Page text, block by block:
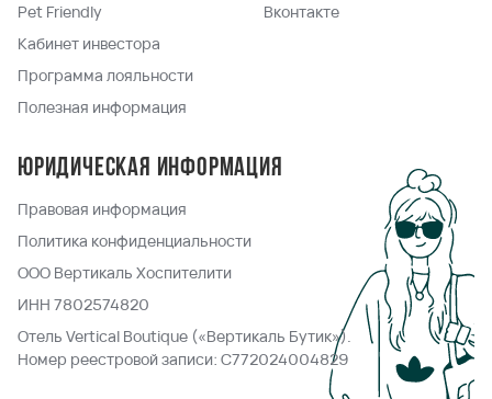
Pet Friendly
Кабинет инвестора
Программа лояльности
Полезная информация
Вконтакте
Юридическая информация
Правовая информация
Политика конфиденциальности
ООО Вертикаль Хоспителити
ИНН 7802574820
Отель Vertical Boutique («Вертикаль Бутик»).
Номер реестровой записи: С772024004829